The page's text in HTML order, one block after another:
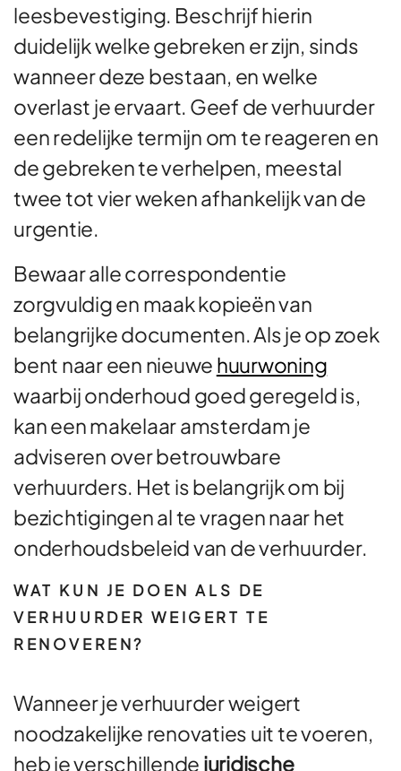
leesbevestiging. Beschrijf hierin
duidelijk welke gebreken er zijn, sinds
wanneer deze bestaan, en welke
overlast je ervaart. Geef de verhuurder
een redelijke termijn om te reageren en
de gebreken te verhelpen, meestal
twee tot vier weken afhankelijk van de
urgentie.
Bewaar alle correspondentie
zorgvuldig en maak kopieën van
belangrijke documenten. Als je op zoek
bent naar een nieuwe huurwoning
waarbij onderhoud goed geregeld is,
kan een makelaar amsterdam je
adviseren over betrouwbare
verhuurders. Het is belangrijk om bij
bezichtigingen al te vragen naar het
onderhoudsbeleid van de verhuurder.
WAT KUN JE DOEN ALS DE
VERHUURDER WEIGERT TE
RENOVEREN?
Wanneer je verhuurder weigert
noodzakelijke renovaties uit te voeren,
heb je verschillende juridische